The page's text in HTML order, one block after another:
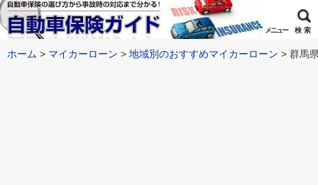
メニュー 検 索
ホーム マイカーローン 地域別のおすすめマイカーローン 群馬